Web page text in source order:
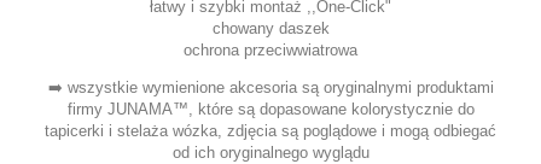
łatwy i szybki montaż ,,One-Click"
chowany daszek
ochrona przeciwwiatrowa
➡️ wszystkie wymienione akcesoria są oryginalnymi produktami
firmy JUNAMA™, które są dopasowane kolorystycznie do
tapicerki i stelaża wózka, zdjęcia są poglądowe i mogą odbiegać
od ich oryginalnego wyglądu